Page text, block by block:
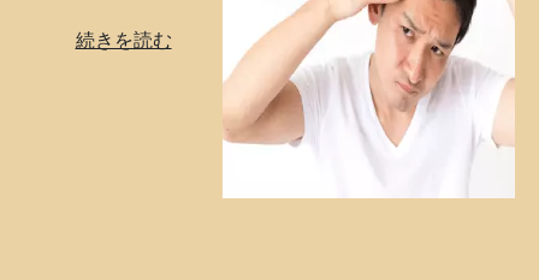
まざまとなり食生活や